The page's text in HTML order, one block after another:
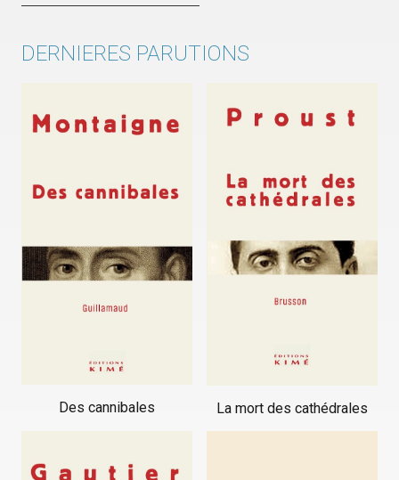
DERNIERES PARUTIONS
Des cannibales La mort des cathédrales